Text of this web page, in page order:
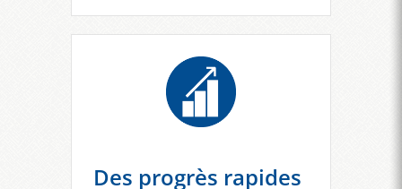
Des progrès rapides